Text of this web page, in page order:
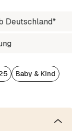
Deutschland*
Baby & Kind